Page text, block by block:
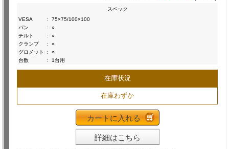
スペック
VESA
:
75×75/100×100
パン
:
○
チルト
:
○
クランプ
:
○
グロメット
:
○
台数
: 1台用
在庫状況
在庫わずか
カートに入れる
詳細はこちら